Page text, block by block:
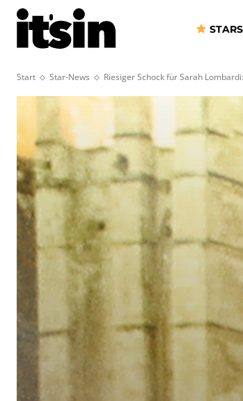
STARS
Start Star-News Riesiger Schock für Sarah